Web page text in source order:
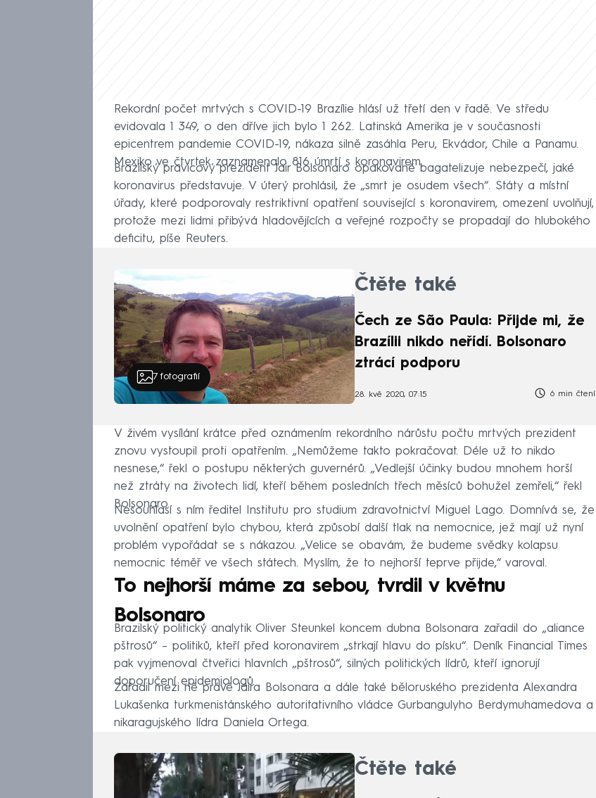
Rekordní počet mrtvých s COVID-19 Brazílie hlásí už třetí den v řadě. Ve středu
evidovala 1 349, o den dříve jich bylo 1 262. Latinská Amerika je v současnosti
epicentrem pandemie COVID-19, nákaza silně zasáhla Peru, Ekvádor, Chile a Panamu.
Mexiko ve čtvrtek zaznamenalo 816 úmrtí s koronavirem.
Brazilský pravicový prezident Jair Bolsonaro opakovaně bagatelizuje nebezpečí, jaké
koronavirus představuje. V úterý prohlásil, že „smrt je osudem všech“. Státy a místní
úřady, které podporovaly restriktivní opatření související s koronavirem, omezení uvolňují,
protože mezi lidmi přibývá hladovějících a veřejné rozpočty se propadají do hlubokého
deficitu, píše Reuters.
7 fotografií
Čtěte také
Čech ze São Paula: Přijde mi, že
Brazílii nikdo neřídí. Bolsonaro
ztrácí podporu
28. kvě 2020, 07:15 6 min čtení
V živém vysílání krátce před oznámením rekordního nárůstu počtu mrtvých prezident
znovu vystoupil proti opatřením. „Nemůžeme takto pokračovat. Déle už to nikdo
nesnese,“ řekl o postupu některých guvernérů. „Vedlejší účinky budou mnohem horší
než ztráty na životech lidí, kteří během posledních třech měsíců bohužel zemřeli,“ řekl
Bolsonaro.
Nesouhlasí s ním ředitel Institutu pro studium zdravotnictví Miguel Lago. Domnívá se, že
uvolnění opatření bylo chybou, která způsobí další tlak na nemocnice, jež mají už nyní
problém vypořádat se s nákazou. „Velice se obavám, že budeme svědky kolapsu
nemocnic téměř ve všech státech. Myslím, že to nejhorší teprve přijde,“ varoval.
To nejhorší máme za sebou, tvrdil v květnu
Bolsonaro
Brazilský politický analytik Oliver Steunkel koncem dubna Bolsonara zařadil do „aliance
pštrosů“ – politiků, kteří před koronavirem „strkají hlavu do písku“. Deník Financial Times
pak vyjmenoval čtveřici hlavních „pštrosů“, silných politických lídrů, kteří ignorují
doporučení epidemiologů.
Zařadil mezi ně právě Jaira Bolsonara a dále také běloruského prezidenta Alexandra
Lukašenka turkmenistánského autoritativního vládce Gurbangulyho Berdymuhamedova a
nikaragujského lídra Daniela Ortega.
Čtěte také